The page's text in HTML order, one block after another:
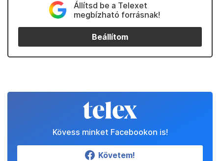
Állítsd be a Telexet
megbízható forrásnak!
Beállítom
Kövess minket Facebookon is!
Követem!